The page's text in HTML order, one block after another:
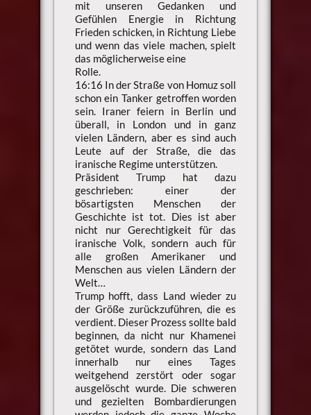
mit unseren Gedanken und
Gefühlen Energie in Richtung
Frieden schicken, in Richtung Liebe
und wenn das viele machen, spielt
das möglicherweise eine
Rolle.
16:16 In der Straße von Homuz soll
schon ein Tanker getroffen worden
sein. Iraner feiern in Berlin und
überall, in London und in ganz
vielen Ländern, aber es sind auch
Leute auf der Straße, die das
iranische Regime unterstützen.
Präsident Trump hat dazu
geschrieben: einer der
bösartigsten Menschen der
Geschichte ist tot. Dies ist aber
nicht nur Gerechtigkeit für das
iranische Volk, sondern auch für
alle großen Amerikaner und
Menschen aus vielen Ländern der
Welt…
Trump hofft, dass Land wieder zu
der Größe zurückzuführen, die es
verdient. Dieser Prozess sollte bald
beginnen, da nicht nur Khamenei
getötet wurde, sondern das Land
innerhalb nur eines Tages
weitgehend zerstört oder sogar
ausgelöscht wurde. Die schweren
und gezielten Bombardierungen